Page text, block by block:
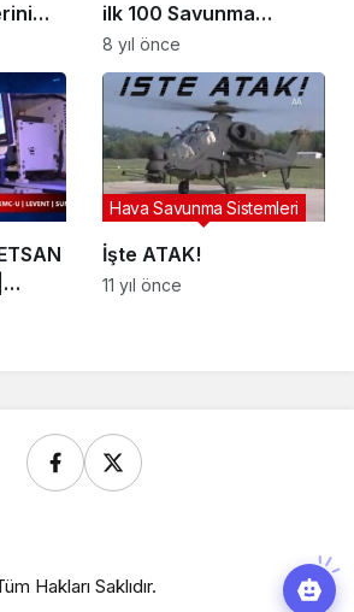
ilk 100 Savunma
Sanayii Şirketi Arasına
Girmeyi Amaçlıyor
8 yıl önce
İşte ATAK!
Hava Savunma Sistemleri
11 yıl önce
Hakları Saklıdır.